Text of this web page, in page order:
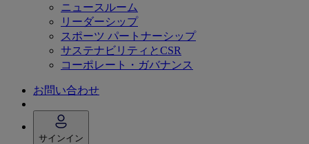
ニュースルーム
リーダーシップ
スポーツ パートナーシップ
サステナビリティとCSR
コーポレート・ガバナンス
お問い合わせ
サインイン